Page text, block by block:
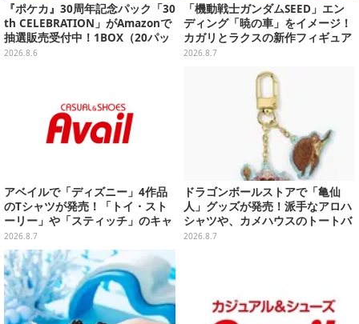
『ポケカ』30周年記念パック「30
th CELEBRATION」がAmazonで
抽選販売受付中！1BOX（20パッ
ク入り）
2026.8.6
「機動戦士ガンダムSEED」エン
ディング「暁の車」をイメージ！
カガリとラクスの新作フィギュア
がプライズに
2026.8.7
アベイルで「ディズニー」4作品
のTシャツが発売！「トイ・スト
ーリー」や「スティッチ」のキャ
ラを刺しゅうでデザイン
2026.8.7
ドラゴンボールストアで「亀仙
人」グッズが発売！派手なアロハ
シャツや、カメハウスのトートバ
ッグなど夏らしいアイテムがズラ
2026.8.7